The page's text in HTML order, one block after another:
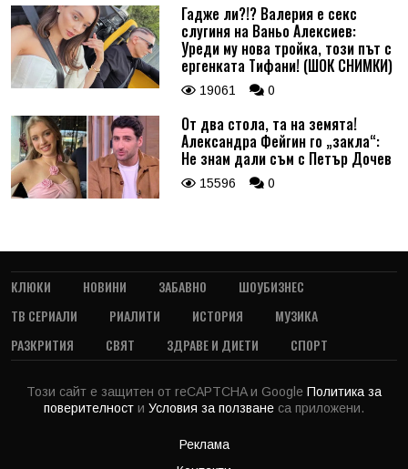
Гадже ли?!? Валерия е секс
слугиня на Ваньо Алексиев:
Уреди му нова тройка, този път с
ергенката Тифани! (ШОК СНИМКИ)
19061 0
От два стола, та на земята!
Александра Фейгин го „закла“:
Не знам дали съм с Петър Дочев
15596 0
КЛЮКИ НОВИНИ ЗАБАВНО
ШОУБИЗНЕС
ТВ СЕРИАЛИ
РИАЛИТИ ИСТОРИЯ
МУЗИКА
РАЗКРИТИЯ
СВЯТ ЗДРАВЕ И ДИЕТИ СПОРТ
Този сайт е защитен от reCAPTCHA и Google Политика за
поверителност и Условия за ползване са приложени.
Реклама